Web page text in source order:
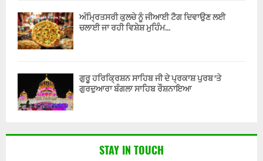
ਅੰਮ੍ਰਿਤਸਰੀ ਕੁਲਚੇ ਨੂੰ ਜੀਆਈ ਟੈਗ ਦਿਵਾਉਣ ਲਈ
ਚਲਾਈ ਜਾ ਰਹੀ ਵਿਸ਼ੇਸ਼ ਮੁਹਿੰਮ...
ਗੁਰੂ ਹਰਿਕ੍ਰਿਸ਼ਨ ਸਾਹਿਬ ਜੀ ਦੇ ਪ੍ਰਕਾਸ਼ ਪੁਰਬ ‘ਤੇ
ਗੁਰਦੁਆਰਾ ਬੰਗਲਾ ਸਾਹਿਬ ਰੌਸ਼ਨਾਇਆ
STAY IN TOUCH